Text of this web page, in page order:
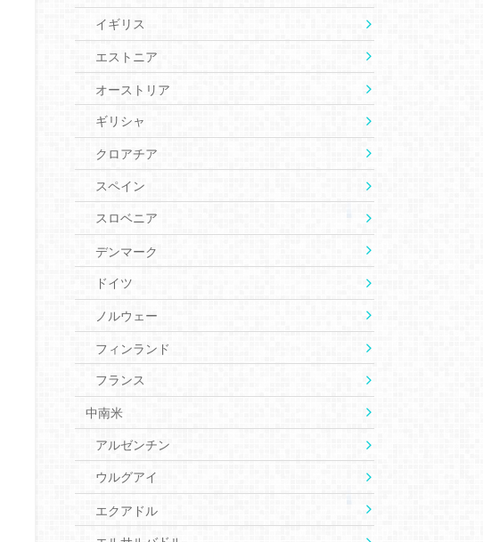
イギリス
エストニア
オーストリア
ギリシャ
クロアチア
スペイン
スロベニア
デンマーク
ドイツ
ノルウェー
フィンランド
フランス
中南米
アルゼンチン
ウルグアイ
エクアドル